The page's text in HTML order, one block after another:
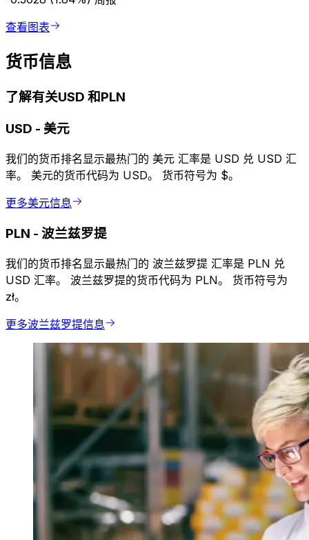
查看图表
货币信息
了解有关USD 和PLN
USD - 美元
我们的货币排名显示最热门的 美元 汇率是 USD 兑 USD 汇
率。 美元的货币代码为 USD。 货币符号为 $。
更多美元信息
PLN - 波兰兹罗提
我们的货币排名显示最热门的 波兰兹罗提 汇率是 PLN 兑
USD 汇率。 波兰兹罗提的货币代码为 PLN。 货币符号为
zł。
更多波兰兹罗提信息